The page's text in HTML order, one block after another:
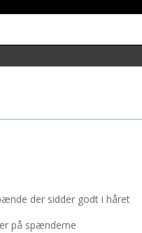
der sidder godt i håret
på spænderne